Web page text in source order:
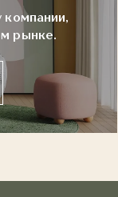
компании,
рынке.